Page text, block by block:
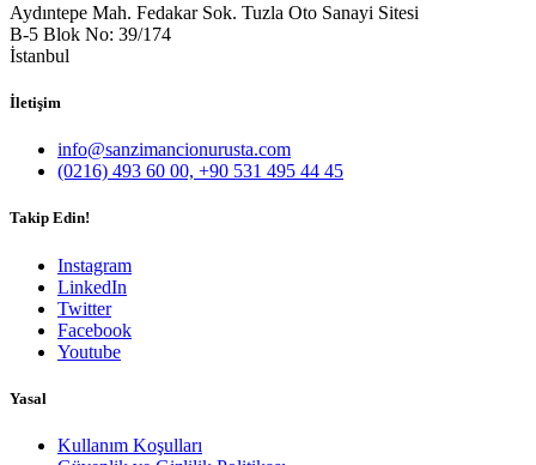
Aydıntepe Mah. Fedakar Sok. Tuzla Oto Sanayi Sitesi
B-5 Blok No: 39/174
İstanbul
İletişim
info@sanzimancionurusta.com
(0216) 493 60 00, +90 531 495 44 45
Takip Edin!
Instagram
LinkedIn
Twitter
Facebook
Youtube
Yasal
Kullanım Koşulları